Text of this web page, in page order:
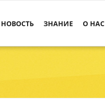
НОВОСТЬ ЗНАНИЕ О НAC